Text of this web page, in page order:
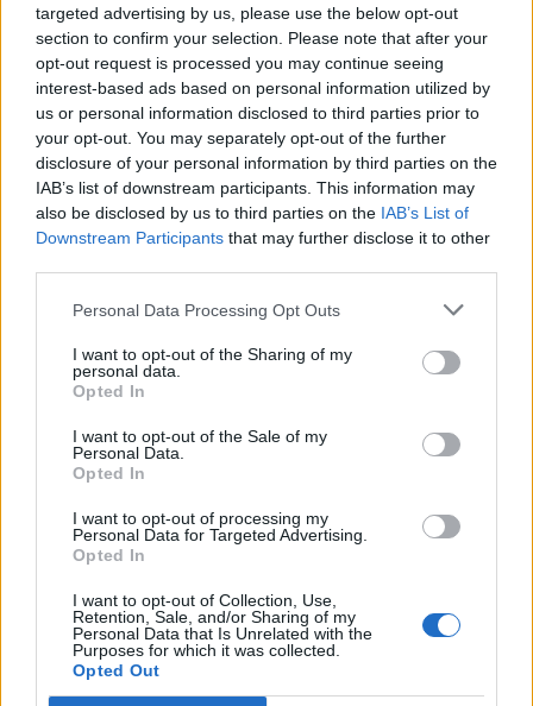
targeted advertising by us, please use the below opt-out
section to confirm your selection. Please note that after your
opt-out request is processed you may continue seeing
interest-based ads based on personal information utilized by
us or personal information disclosed to third parties prior to
your opt-out. You may separately opt-out of the further
disclosure of your personal information by third parties on the
IAB’s list of downstream participants. This information may
also be disclosed by us to third parties on the IAB’s List of
Downstream Participants that may further disclose it to other
Personal Data Processing Opt Outs
I want to opt-out of the Sharing of my
personal data.
Opted In
I want to opt-out of the Sale of my
Personal Data.
Opted In
I want to opt-out of processing my
Personal Data for Targeted Advertising.
Opted In
I want to opt-out of Collection, Use,
Retention, Sale, and/or Sharing of my
Personal Data that Is Unrelated with the
Purposes for which it was collected.
Opted Out
Πώς μπορώ να
φορέσω το κιμονό
μου με στυλ σε μια
It's Kimono Time: Τα
15 ωραιότερα κιμονό
της αγοράς για
εμφανίσεις